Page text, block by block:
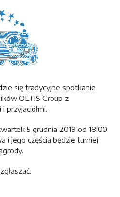
się tradycyjne spotkanie
OLTIS Group z
przyjaciółmi.
5 grudnia 2019 od 18:00
i jego częścią będzie turniej